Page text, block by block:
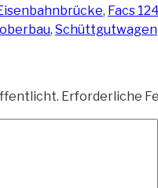
, Facs 124
, Schüttgutwagen
Erforderliche